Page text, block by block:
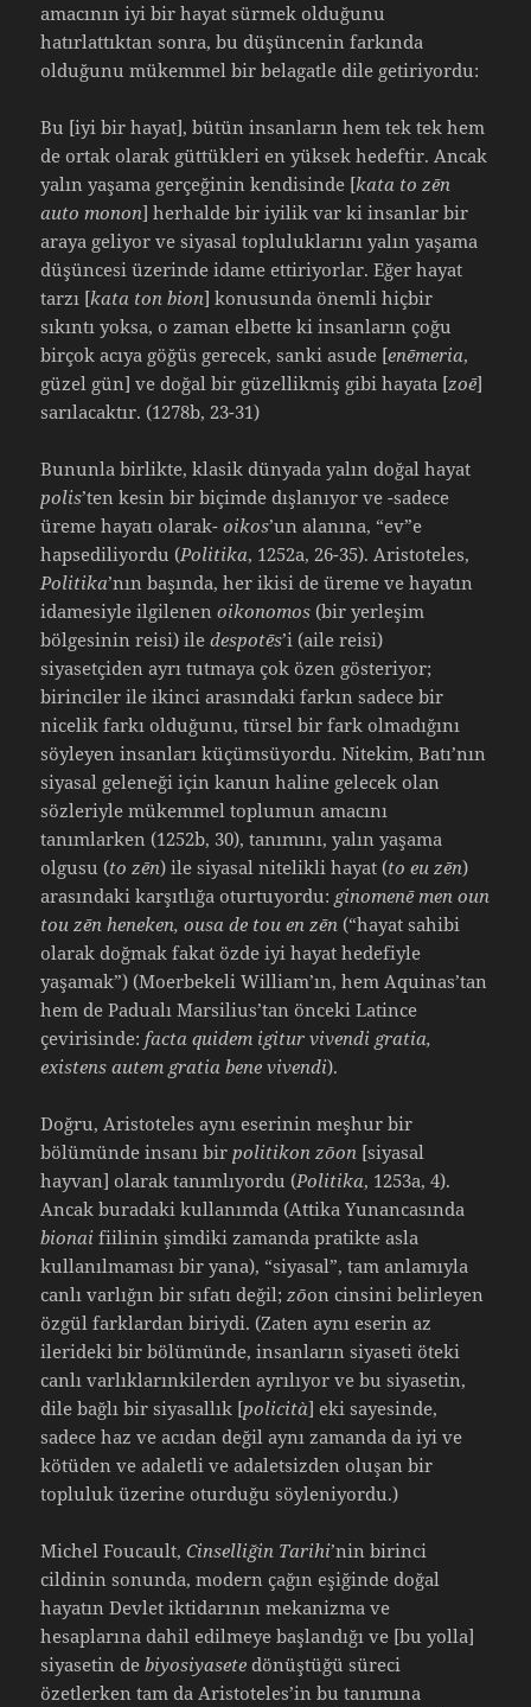
amacının iyi bir hayat sürmek olduğunu
hatırlattıktan sonra, bu düşüncenin farkında
olduğunu mükemmel bir belagatle dile getiriyordu:
Bu [iyi bir hayat], bütün insanların hem tek tek hem
de ortak olarak güttükleri en yüksek hedeftir. Ancak
yalın yaşama gerçeğinin kendisinde [kata to zēn
auto monon] herhalde bir iyilik var ki insanlar bir
araya geliyor ve siyasal topluluklarını yalın yaşama
düşüncesi üzerinde idame ettiriyorlar. Eğer hayat
tarzı [kata ton bion] konusunda önemli hiçbir
sıkıntı yoksa, o zaman elbette ki insanların çoğu
birçok acıya göğüs gerecek, sanki asude [enēmeria,
güzel gün] ve doğal bir güzellikmiş gibi hayata [zoē]
sarılacaktır. (1278b, 23-31)
Bununla birlikte, klasik dünyada yalın doğal hayat
polis’ten kesin bir biçimde dışlanıyor ve -sadece
üreme hayatı olarak-oikos’un alanına, “ev”e
hapsediliyordu (Politika, 1252a, 26-35). Aristoteles,
Politika’nın başında, her ikisi de üreme ve hayatın
idamesiyle ilgilenenoikonomos (bir yerleşim
bölgesinin reisi) iledespotēs’i (aile reisi)
siyasetçiden ayrı tutmaya çok özen gösteriyor;
birinciler ile ikinci arasındaki farkın sadece bir
nicelik farkı olduğunu, türsel bir fark olmadığını
söyleyen insanları küçümsüyordu. Nitekim, Batı’nın
siyasal geleneği için kanun haline gelecek olan
sözleriyle mükemmel toplumun amacını
tanımlarken (1252b, 30), tanımını, yalın yaşama
olgusu (to zēn) ile siyasal nitelikli hayat (to eu zēn)
arasındaki karşıtlığa oturtuyordu: ginomenē men oun
tou zēn heneken, ousa de tou en zēn (“hayat sahibi
olarak doğmak fakat özde iyi hayat hedefiyle
yaşamak”) (Moerbekeli William’ın, hem Aquinas’tan
hem de Padualı Marsilius’tan önceki Latince
çevirisinde:facta quidem igitur vivendi gratia,
existens autem gratia bene vivendi).
Doğru, Aristoteles aynı eserinin meşhur bir
bölümünde insanı birpolitikon zōon [siyasal
hayvan] olarak tanımlıyordu (Politika, 1253a, 4).
Ancak buradaki kullanımda (Attika Yunancasında
bionai fiilinin şimdiki zamanda pratikte asla
kullanılmaması bir yana), “siyasal”, tam anlamıyla
canlı varlığın bir sıfatı değil;zōon cinsini belirleyen
özgül farklardan biriydi. (Zaten aynı eserin az
ilerideki bir bölümünde, insanların siyaseti öteki
canlı varlıklarınkilerden ayrılıyor ve bu siyasetin,
dile bağlı bir siyasallık [policità] eki sayesinde,
sadece haz ve acıdan değil aynı zamanda da iyi ve
kötüden ve adaletli ve adaletsizden oluşan bir
topluluk üzerine oturduğu söyleniyordu.)
Michel Foucault,Cinselliğin Tarihi’nin birinci
cildinin sonunda, modern çağın eşiğinde doğal
hayatın Devlet iktidarının mekanizma ve
hesaplarına dahil edilmeye başlandığı ve [bu yolla]
siyasetin debiyosiyasete dönüştüğü süreci
özetlerken tam da Aristoteles’in bu tanımına